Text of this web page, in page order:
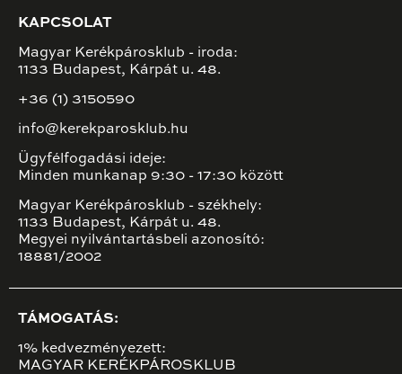
KAPCSOLAT
Magyar Kerékpárosklub - iroda:
1133 Budapest, Kárpát u. 48.
+36 (1) 3150590
info@kerekparosklub.hu
Ügyfélfogadási ideje:
Minden munkanap 9:30 - 17:30 között
Magyar Kerékpárosklub - székhely:
1133 Budapest, Kárpát u. 48.
Megyei nyilvántartásbeli azonosító:
18881/2002
TÁMOGATÁS:
1% kedvezményezett:
MAGYAR KERÉKPÁROSKLUB